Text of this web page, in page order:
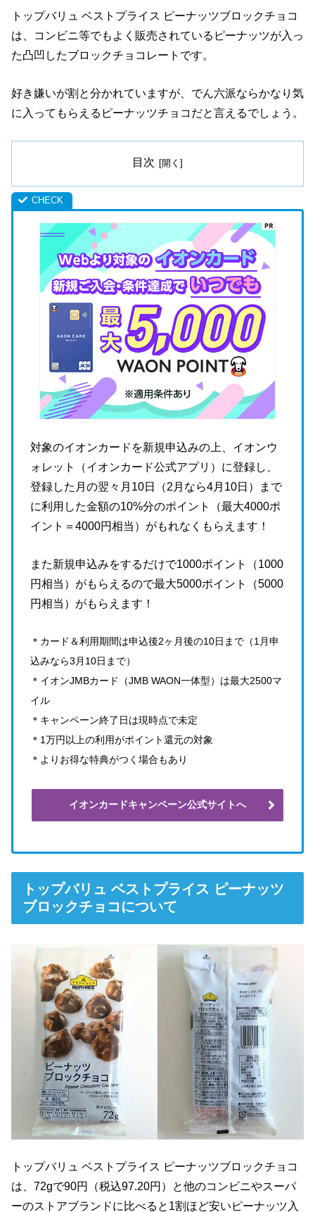
トップバリュ ベストプライス ピーナッツブロックチョコ
は、コンビニ等でもよく販売されているピーナッツが入っ
た凸凹したブロックチョコレートです。
好き嫌いが割と分かれていますが、でん六派ならかなり気
に入ってもらえるピーナッツチョコだと言えるでしょう。
目次
対象のイオンカードを新規申込みの上、イオンウ
ォレット（イオンカード公式アプリ）に登録し、
登録した月の翌々月10日（2月なら4月10日）まで
に利用した金額の10%分のポイント（最大4000ポ
イント＝4000円相当）がもれなくもらえます！
また新規申込みをするだけで1000ポイント（1000
円相当）がもらえるので最大5000ポイント（5000
円相当）がもらえます！
＊カード＆利用期間は申込後2ヶ月後の10日まで（1月申
込みなら3月10日まで）
＊イオンJMBカード（JMB WAON一体型）は最大2500マ
イル
＊キャンペーン終了日は現時点で未定
＊1万円以上の利用がポイント還元の対象
＊よりお得な特典がつく場合もあり
イオンカードキャンペーン公式サイトへ
トップバリュ ベストプライス ピーナッツ
ブロックチョコについて
トップバリュ ベストプライス ピーナッツブロックチョコ
は、72gで90円（税込97.20円）と他のコンビニやスーパ
ーのストアブランドに比べると1割ほど安いピーナッツ入